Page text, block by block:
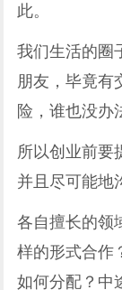
此。
我们生活的圈
朋友，毕竟有
险，谁也没办
所以创业前要
并且尽可能地
各自擅长的领
样的形式合作
如何分配？